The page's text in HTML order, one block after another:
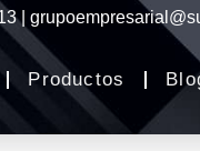
|
Productos